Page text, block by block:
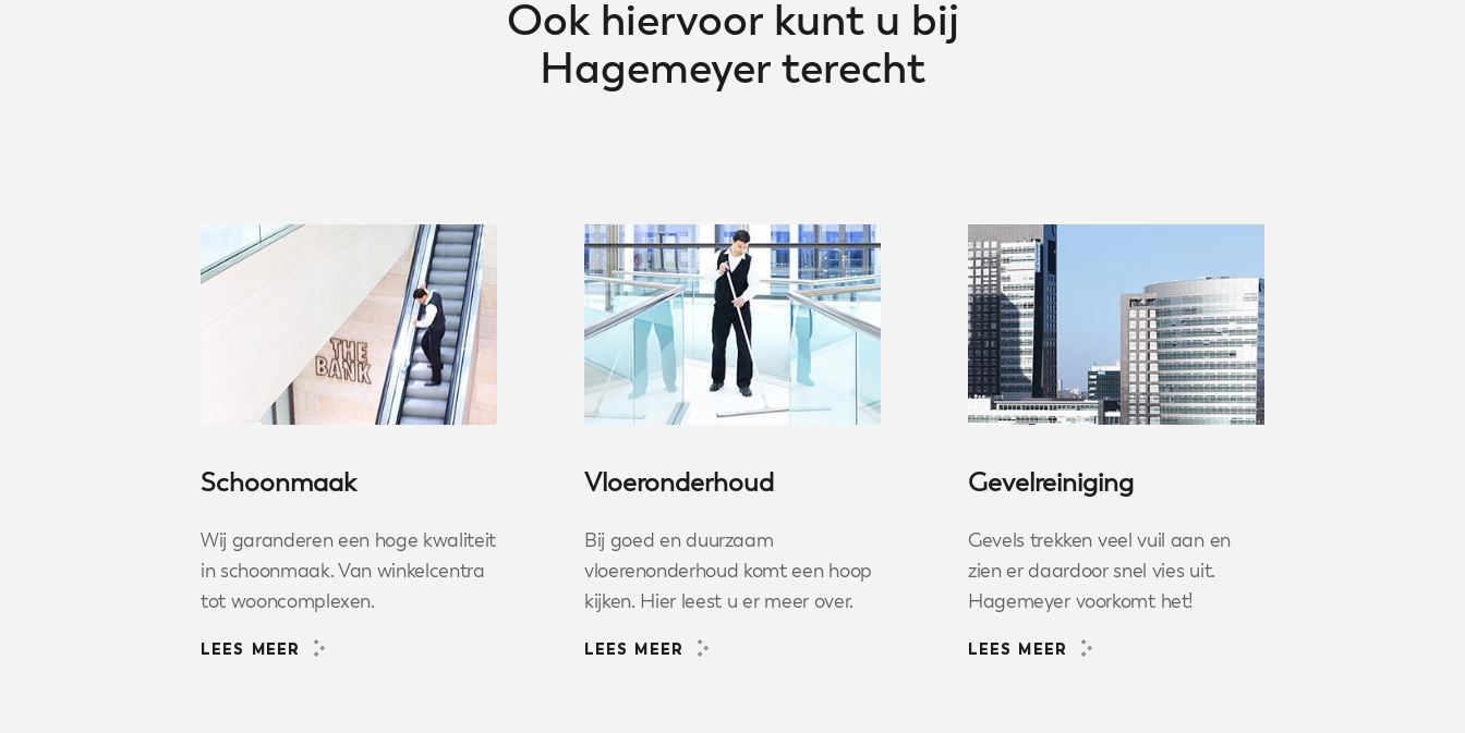
Ook hiervoor kunt u bij
Hagemeyer terecht
Schoonmaak
Wij garanderen een hoge kwaliteit
in schoonmaak. Van winkelcentra
tot wooncomplexen.
LEES MEER
Vloeronderhoud
Bij goed en duurzaam
vloerenonderhoud komt een hoop
kijken. Hier leest u er meer over.
LEES MEER
Gevelreiniging
Gevels trekken veel vuil aan en
zien er daardoor snel vies uit.
Hagemeyer voorkomt het!
LEES MEER